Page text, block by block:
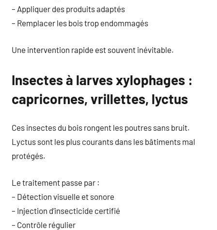
– Appliquer des produits adaptés
– Remplacer les bois trop endommagés
Une intervention rapide est souvent inévitable.
Insectes à larves xylophages :
capricornes, vrillettes, lyctus
Ces insectes du bois rongent les poutres sans bruit.
Lyctus sont les plus courants dans les bâtiments mal
protégés.
Le traitement passe par :
– Détection visuelle et sonore
– Injection d’insecticide certifié
– Contrôle régulier